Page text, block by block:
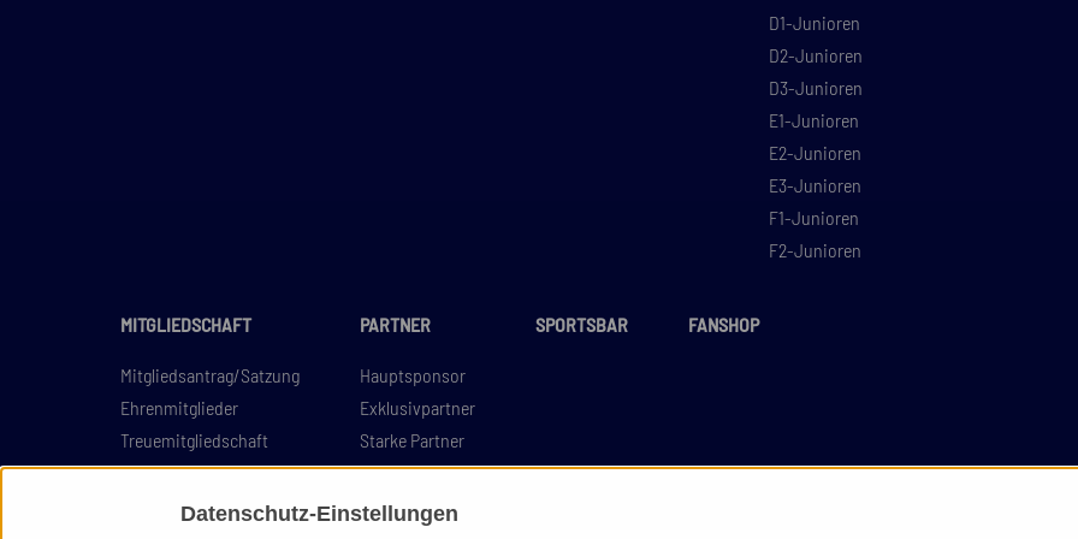
D1-Junioren
D2-Junioren
D3-Junioren
E1-Junioren
E2-Junioren
E3-Junioren
F1-Junioren
F2-Junioren
MITGLIEDSCHAFT
Mitgliedsantrag/Satzung
Ehrenmitglieder
Treuemitgliedschaft
PARTNER
Hauptsponsor
Exklusivpartner
Starke Partner
Unterstützer
Partner werden
SPORTSBAR FANSHOP
Datenschutz-Einstellungen